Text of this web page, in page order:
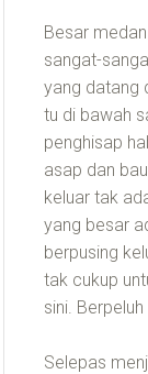
Besar
sangat-
yang datang
tu di bawah
penghisap
asap dan
keluar tak
yang besar
berpusing
tak cukup
sini.
Selepas